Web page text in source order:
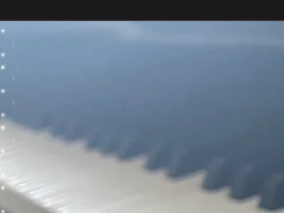
わらべうたベビーマッサージ
スキンケア・メイク